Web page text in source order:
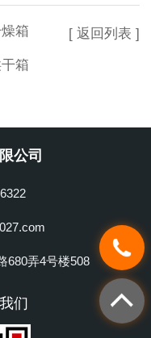
箱
箱
[ 返回列表 ]
公司
680弄4号楼508
们